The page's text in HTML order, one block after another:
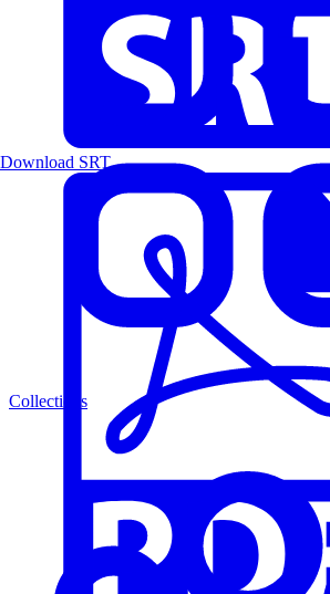
Collections
Download SRT